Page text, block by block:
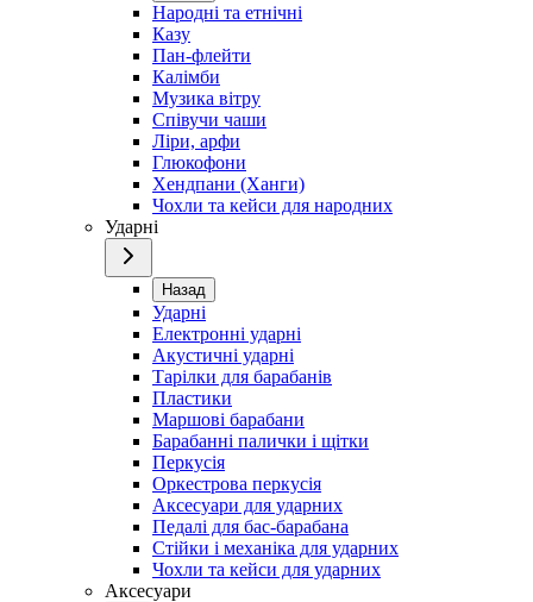
Народні та етнічні
Казу
Пан-флейти
Калімби
Музика вітру
Співучи чаши
Ліри, арфи
Глюкофони
Хендпани (Ханги)
Чохли та кейси для народних
Ударні
Назад
Ударні
Електронні ударні
Акустичні ударні
Тарілки для барабанів
Пластики
Маршові барабани
Барабанні палички і щітки
Перкусія
Оркестрова перкусія
Аксесуари для ударних
Педалі для бас-барабана
Стійки і механіка для ударних
Чохли та кейси для ударних
Аксесуари